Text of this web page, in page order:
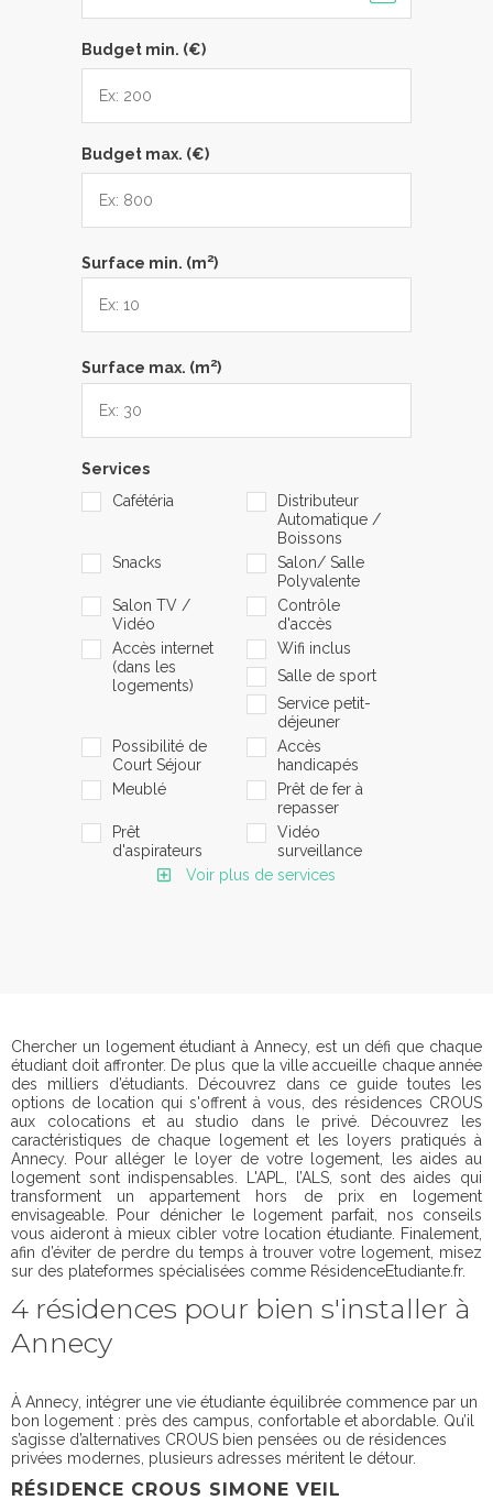
Budget min. (€)
Budget max. (€)
Surface min. (m2)
Surface max. (m2)
Services
Cafétéria
Distributeur
Automatique /
Boissons
Snacks
Salon/ Salle
Polyvalente
Salon TV /
Vidéo
Contrôle
d'accès
Accès internet
(dans les
logements)
Wifi inclus
Salle de sport
Service petit-
déjeuner
Possibilité de
Court Séjour
Accès
handicapés
Meublé
Prêt de fer à
repasser
Prêt
d'aspirateurs
Vidéo
surveillance
Voir plus de services
Chercher un logement étudiant à Annecy, est un défi que chaque
étudiant doit affronter. De plus que la ville accueille chaque année
des milliers d’étudiants. Découvrez dans ce guide toutes les
options de location qui s'offrent à vous, des résidences CROUS
aux colocations et au studio dans le privé. Découvrez les
caractéristiques de chaque logement et les loyers pratiqués à
Annecy. Pour alléger le loyer de votre logement, les aides au
logement sont indispensables. L'APL, l’ALS, sont des aides qui
transforment un appartement hors de prix en logement
envisageable. Pour dénicher le logement parfait, nos conseils
vous aideront à mieux cibler votre location étudiante. Finalement,
afin d’éviter de perdre du temps à trouver votre logement, misez
sur des plateformes spécialisées comme RésidenceEtudiante.fr.
4 résidences pour bien s'installer à
Annecy
À Annecy, intégrer une vie étudiante équilibrée commence par un
bon logement : près des campus, confortable et abordable. Qu’il
s’agisse d’alternatives CROUS bien pensées ou de résidences
privées modernes, plusieurs adresses méritent le détour.
RÉSIDENCE CROUS SIMONE VEIL